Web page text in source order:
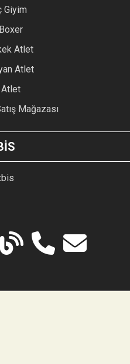
Giyim
Atlet
Atlet
Atlet
Mağazası